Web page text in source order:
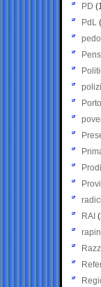
PD
PdL
Porto
Prodi
RAI